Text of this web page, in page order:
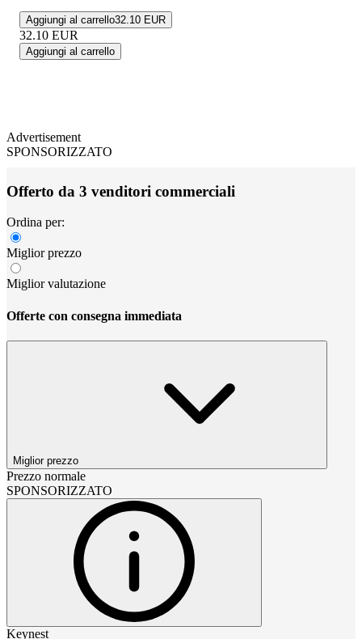
Aggiungi al carrello32.10 EUR
32.10 EUR
Aggiungi al carrello
Advertisement
SPONSORIZZATO
Offerto da 3 venditori commerciali
Ordina per:
Miglior prezzo
Miglior valutazione
Offerte con consegna immediata
Miglior prezzo
Prezzo normale
SPONSORIZZATO
Keynest